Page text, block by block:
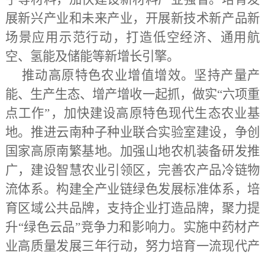
展新兴产业和未来产业，开展新技术新产品新
场景应用示范行动，打造低空经济、通用航
空、氢能及储能等新增长引擎。
推动高原特色农业增值增效。坚持产量产
能、生产生态、增产增收一起抓，做实“六项重
点工作”，加快建设高原特色现代生态农业基
地。推进云南种子种业联合实验室建设，争创
国家高原南繁基地。加强山地农机装备研发推
广，建设智慧农业引领区，完善农产品冷链物
流体系。构建全产业链绿色发展标准体系，培
育区域公共品牌，支持企业打造品牌，聚力提
升“绿色云品”竞争力和影响力。实施中药材产
业高质量发展三年行动，努力培育一流现代产